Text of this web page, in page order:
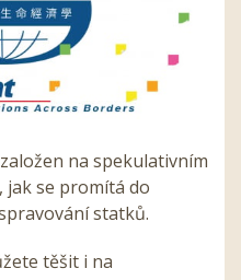
na spekulativním
jak se promítá do
statků.
těšit i na